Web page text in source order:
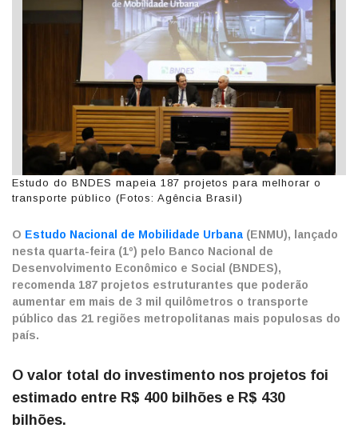
Estudo do BNDES mapeia 187 projetos para melhorar o
transporte público (Fotos: Agência Brasil)
O Estudo Nacional de Mobilidade Urbana (ENMU), lançado
nesta quarta-feira (1º) pelo Banco Nacional de
Desenvolvimento Econômico e Social (BNDES),
recomenda 187 projetos estruturantes que poderão
aumentar em mais de 3 mil quilômetros o transporte
público das 21 regiões metropolitanas mais populosas do
país.
O valor total do investimento nos projetos foi
estimado entre R$ 400 bilhões e R$ 430
bilhões.